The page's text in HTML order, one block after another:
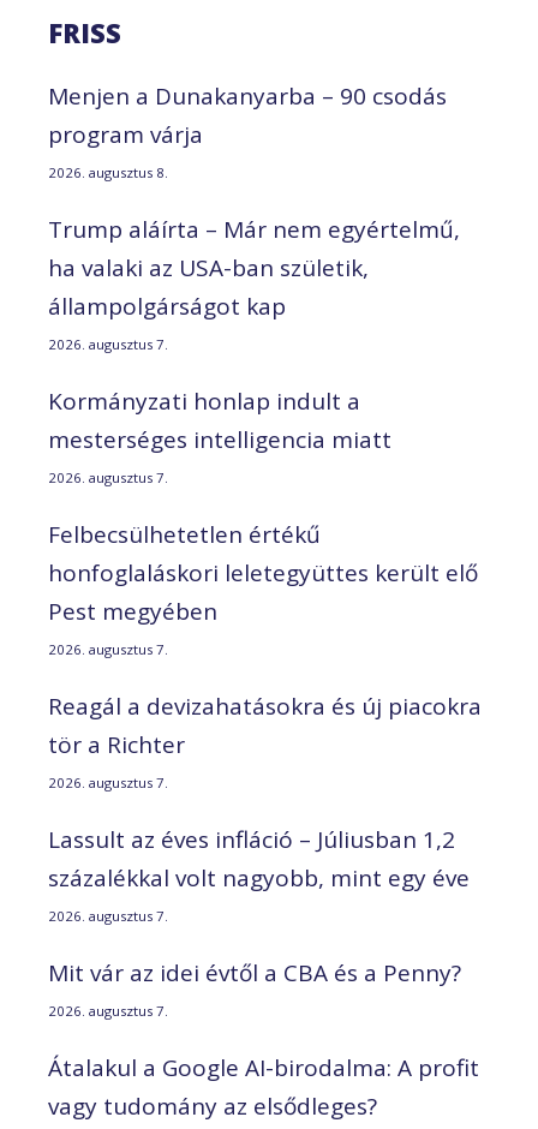
FRISS
Menjen a Dunakanyarba – 90 csodás
program várja
2026. augusztus 8.
Trump aláírta – Már nem egyértelmű,
ha valaki az USA-ban születik,
állampolgárságot kap
2026. augusztus 7.
Kormányzati honlap indult a
mesterséges intelligencia miatt
2026. augusztus 7.
Felbecsülhetetlen értékű
honfoglaláskori leletegyüttes került elő
Pest megyében
2026. augusztus 7.
Reagál a devizahatásokra és új piacokra
tör a Richter
2026. augusztus 7.
Lassult az éves infláció – Júliusban 1,2
százalékkal volt nagyobb, mint egy éve
2026. augusztus 7.
Mit vár az idei évtől a CBA és a Penny?
2026. augusztus 7.
Átalakul a Google AI-birodalma: A profit
vagy tudomány az elsődleges?